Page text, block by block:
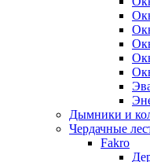
Дымники и
Чердачные
Fakro